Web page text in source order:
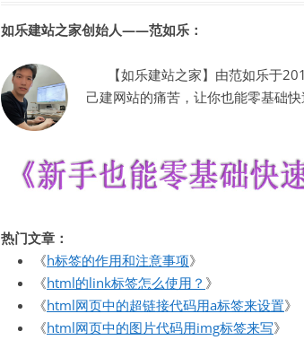
如乐建站之家创始人——范如乐：
【如乐建站之家】由范如乐于
己建网站的痛苦，让你也能零基础
热门文章：
《h标签的作用和注意事项》
《html的link标签怎么使用？ 》
《html网页中的超链接代码用a标签来设置》
《html网页中的图片代码用img标签来写》